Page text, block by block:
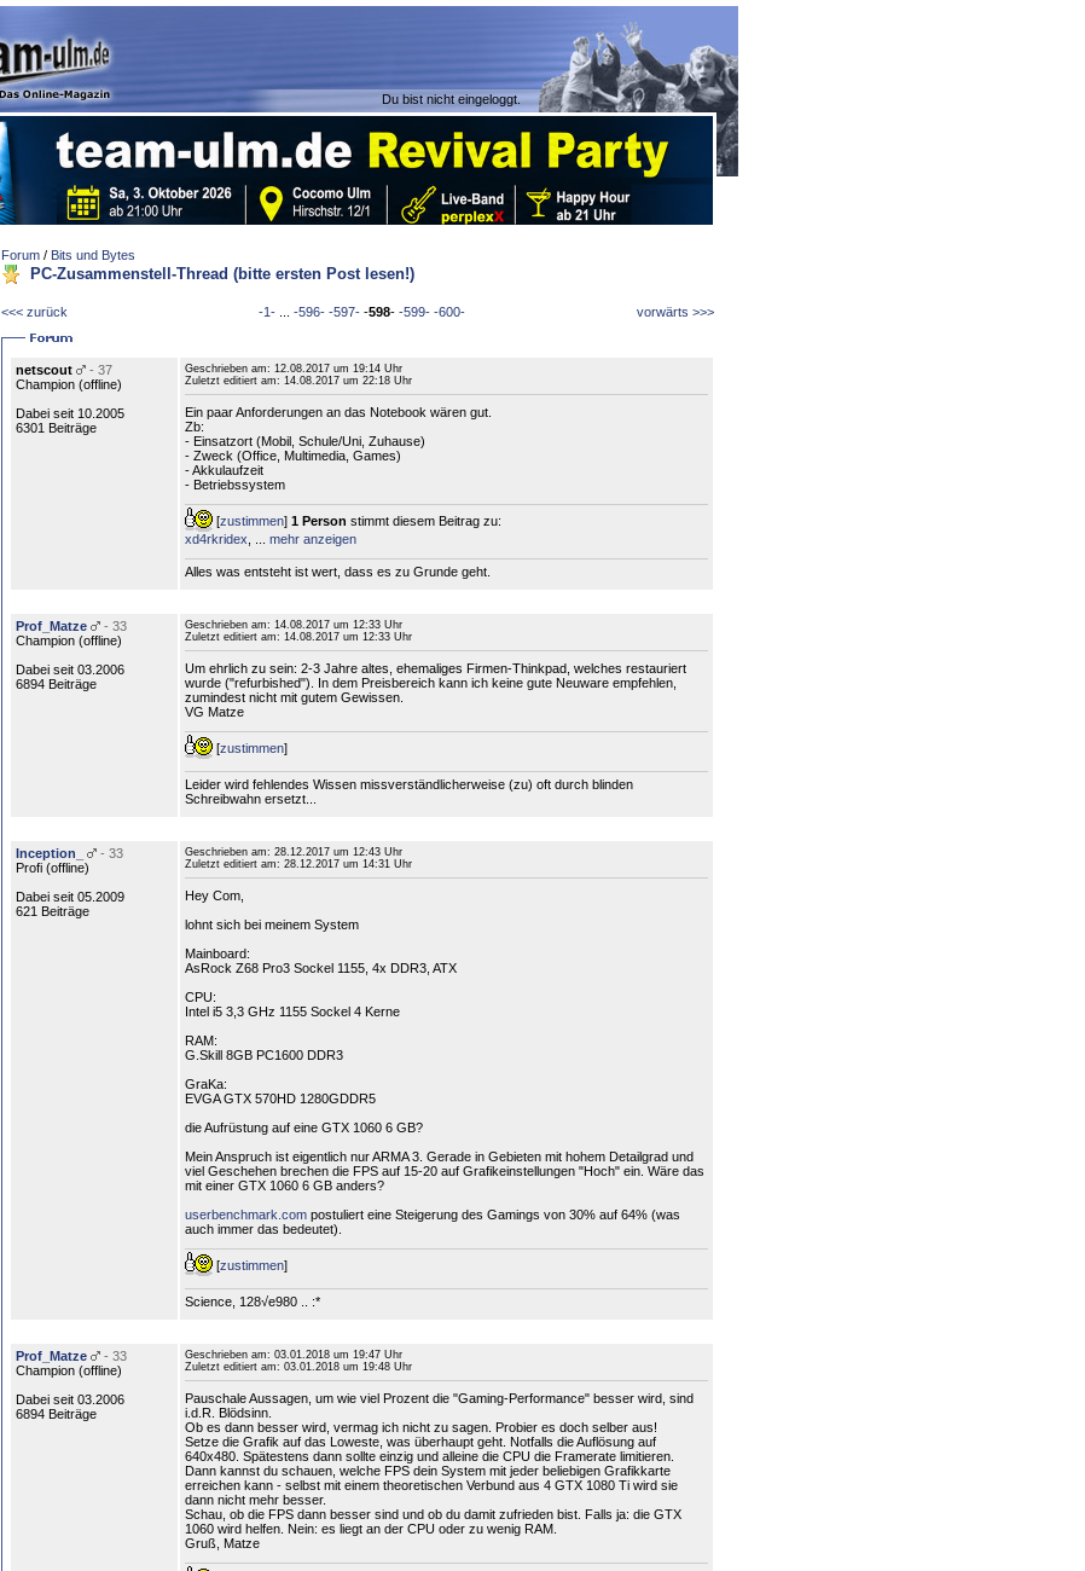
Du bist nicht eingeloggt.
Forum / Bits und Bytes
PC-Zusammenstell-Thread (bitte ersten Post lesen!)
<<< zurück -1-... -596- -597--598- -599- -600- vorwärts >>>
netscout
- 37
Champion (offline)
Dabei seit 10.2005
6301 Beiträge
Geschrieben am: 12.08.2017 um 19:14 Uhr
Zuletzt editiert am: 14.08.2017 um 22:18 Uhr
Ein paar Anforderungen an das Notebook wären gut.
Zb:
- Einsatzort (Mobil, Schule/Uni, Zuhause)
- Zweck (Office, Multimedia, Games)
- Akkulaufzeit
- Betriebssystem
[zustimmen] 1 Person stimmt diesem Beitrag zu:
xd4rkridex
mehr anzeigen
Alles was entsteht ist wert, dass es zu Grunde geht.
Prof_Matze
- 33
Champion (offline)
Dabei seit 03.2006
6894 Beiträge
Geschrieben am: 14.08.2017 um 12:33 Uhr
Zuletzt editiert am: 14.08.2017 um 12:33 Uhr
Um ehrlich zu sein: 2-3 Jahre altes, ehemaliges Firmen-Thinkpad, welches restauriert
wurde ("refurbished"). In dem Preisbereich kann ich keine gute Neuware empfehlen,
zumindest nicht mit gutem Gewissen.
VG Matze
[zustimmen]
Leider wird fehlendes Wissen missverständlicherweise (zu) oft durch blinden
Schreibwahn ersetzt...
Inception_
- 33
Profi (offline)
Dabei seit 05.2009
621 Beiträge
Geschrieben am: 28.12.2017 um 12:43 Uhr
Zuletzt editiert am: 28.12.2017 um 14:31 Uhr
Hey Com,
lohnt sich bei meinem System
Mainboard:
AsRock Z68 Pro3 Sockel 1155, 4x DDR3, ATX
CPU:
Intel i5 3,3 GHz 1155 Sockel 4 Kerne
RAM:
G.Skill 8GB PC1600 DDR3
GraKa:
EVGA GTX 570HD 1280GDDR5
die Aufrüstung auf eine GTX 1060 6 GB?
Mein Anspruch ist eigentlich nur ARMA 3. Gerade in Gebieten mit hohem Detailgrad und
viel Geschehen brechen die FPS auf 15-20 auf Grafikeinstellungen "Hoch" ein. Wäre das
mit einer GTX 1060 6 GB anders?
userbenchmark.com postuliert eine Steigerung des Gamings von 30% auf 64% (was
auch immer das bedeutet).
[zustimmen]
Science, 128√e980 .. :*
Prof_Matze
- 33
Champion (offline)
Dabei seit 03.2006
6894 Beiträge
Geschrieben am: 03.01.2018 um 19:47 Uhr
Zuletzt editiert am: 03.01.2018 um 19:48 Uhr
Pauschale Aussagen, um wie viel Prozent die "Gaming-Performance" besser wird, sind
i.d.R. Blödsinn.
Ob es dann besser wird, vermag ich nicht zu sagen. Probier es doch selber aus!
Setze die Grafik auf das Loweste, was überhaupt geht. Notfalls die Auflösung auf
640x480. Spätestens dann sollte einzig und alleine die CPU die Framerate limitieren.
Dann kannst du schauen, welche FPS dein System mit jeder beliebigen Grafikkarte
erreichen kann - selbst mit einem theoretischen Verbund aus 4 GTX 1080 Ti wird sie
dann nicht mehr besser.
Schau, ob die FPS dann besser sind und ob du damit zufrieden bist. Falls ja: die GTX
1060 wird helfen. Nein: es liegt an der CPU oder zu wenig RAM.
Gruß, Matze